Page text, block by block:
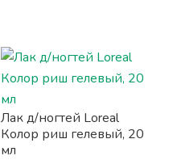
Лак д/ногтей Loreal
Колор риш гелевый, 20
мл